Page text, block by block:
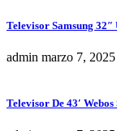
Televisor Samsung
admin marzo 7, 2025
Televisor De 43′